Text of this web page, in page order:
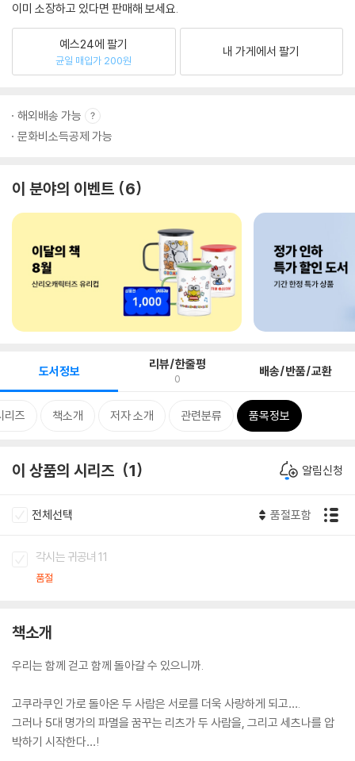
이미 소장하고 있다면 판매해 보세요.
예스24에 팔기
균일 매입가 200원
내 가게에서 팔기
해외배송 가능
문화비소득공제 가능
이 분야의 이벤트 6
도서정보 리뷰/한줄평
0 배송/반품/교환
리즈 책소개 저자 소개 관련분류 품목정보
이 상품의 시리즈 1 알림신청
전체선택 품절포함
각시는 귀공녀 11
품절
책소개
우리는 함께 걷고 함께 돌아갈 수 있으니까.
고쿠라쿠인 가로 돌아온 두 사람은 서로를 더욱 사랑하게 되고….
그러나 5대 명가의 파멸을 꿈꾸는 리츠가 두 사람을, 그리고 세츠나를 압
박하기 시작한다…!